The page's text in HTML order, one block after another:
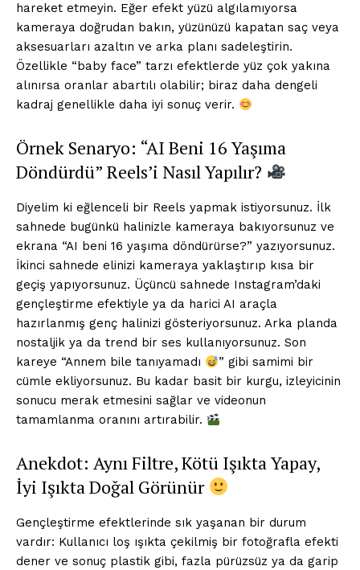
hareket etmeyin. Eğer efekt yüzü algılamıyorsa
kameraya doğrudan bakın, yüzünüzü kapatan saç veya
aksesuarları azaltın ve arka planı sadeleştirin.
Özellikle “baby face” tarzı efektlerde yüz çok yakına
alınırsa oranlar abartılı olabilir; biraz daha dengeli
kadraj genellikle daha iyi sonuç verir.
Örnek Senaryo: “AI Beni 16 Yaşıma
Döndürdü” Reels’i Nasıl Yapılır?
Diyelim ki eğlenceli bir Reels yapmak istiyorsunuz. İlk
sahnede bugünkü halinizle kameraya bakıyorsunuz ve
ekrana “AI beni 16 yaşıma döndürürse?” yazıyorsunuz.
İkinci sahnede elinizi kameraya yaklaştırıp kısa bir
geçiş yapıyorsunuz. Üçüncü sahnede Instagram’daki
gençleştirme efektiyle ya da harici AI araçla
hazırlanmış genç halinizi gösteriyorsunuz. Arka planda
nostaljik ya da trend bir ses kullanıyorsunuz. Son
kareye “Annem bile tanıyamadı
” gibi samimi bir
cümle ekliyorsunuz. Bu kadar basit bir kurgu, izleyicinin
sonucu merak etmesini sağlar ve videonun
tamamlanma oranını artırabilir.
Anekdot: Aynı Filtre, Kötü Işıkta Yapay,
İyi Işıkta Doğal Görünür
Gençleştirme efektlerinde sık yaşanan bir durum
vardır: Kullanıcı loş ışıkta çekilmiş bir fotoğrafla efekti
dener ve sonuç plastik gibi, fazla pürüzsüz ya da garip